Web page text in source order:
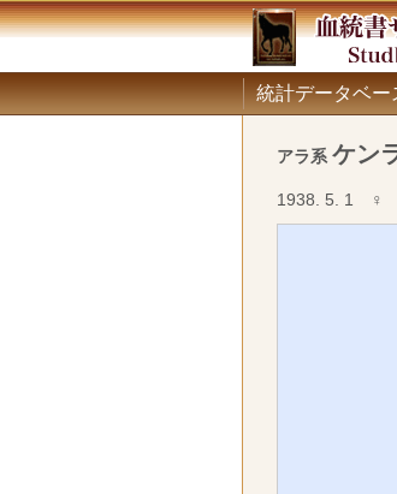
統計データベー
アラ系 ケン
1938. 5. 1 ♀